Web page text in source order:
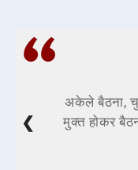
अकेले बैठना,
मुक्त होकर
❮